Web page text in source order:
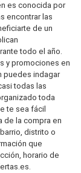
es conocida por
encontrar las
de un
todo el año.
y promociones en
puedes indagar
todas las
toda
te sea fácil
de la compra en
distrito o
que
horario de